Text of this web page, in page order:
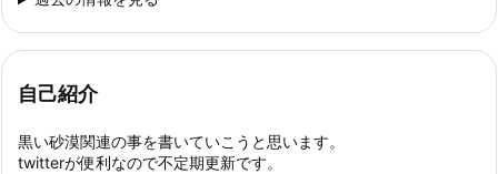
自己紹介
黒い砂漠関連の事を書いていこうと思います。
twitterが便利なので不定期更新です。